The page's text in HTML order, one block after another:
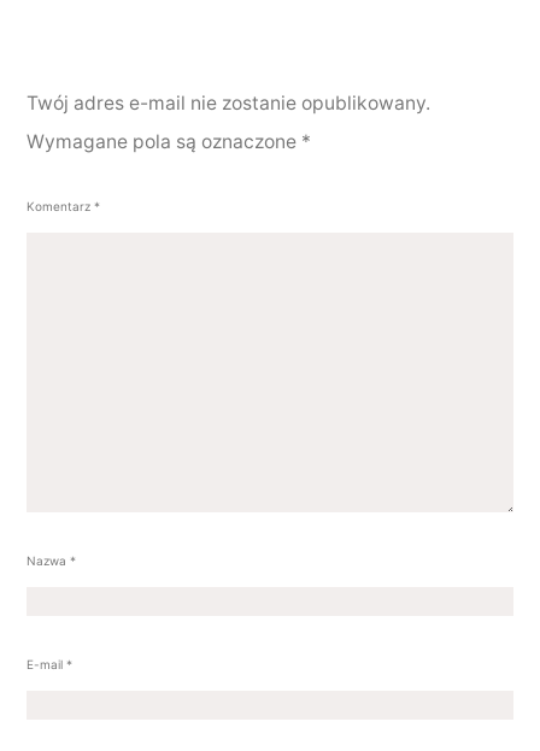
Twój adres e-mail nie zostanie opublikowany.
Wymagane pola są oznaczone *
Komentarz *
Nazwa *
E-mail *